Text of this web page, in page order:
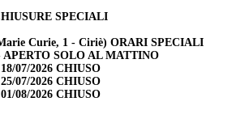
SPECIALI
Curie, 1 - Ciriè) ORARI SPECIALI
APERTO SOLO AL MATTINO
18/07/2026 CHIUSO
25/07/2026 CHIUSO
01/08/2026 CHIUSO